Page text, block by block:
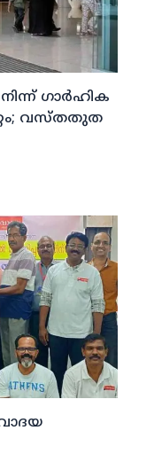
ഗാര്‍ഹിക
വസ്തതുത